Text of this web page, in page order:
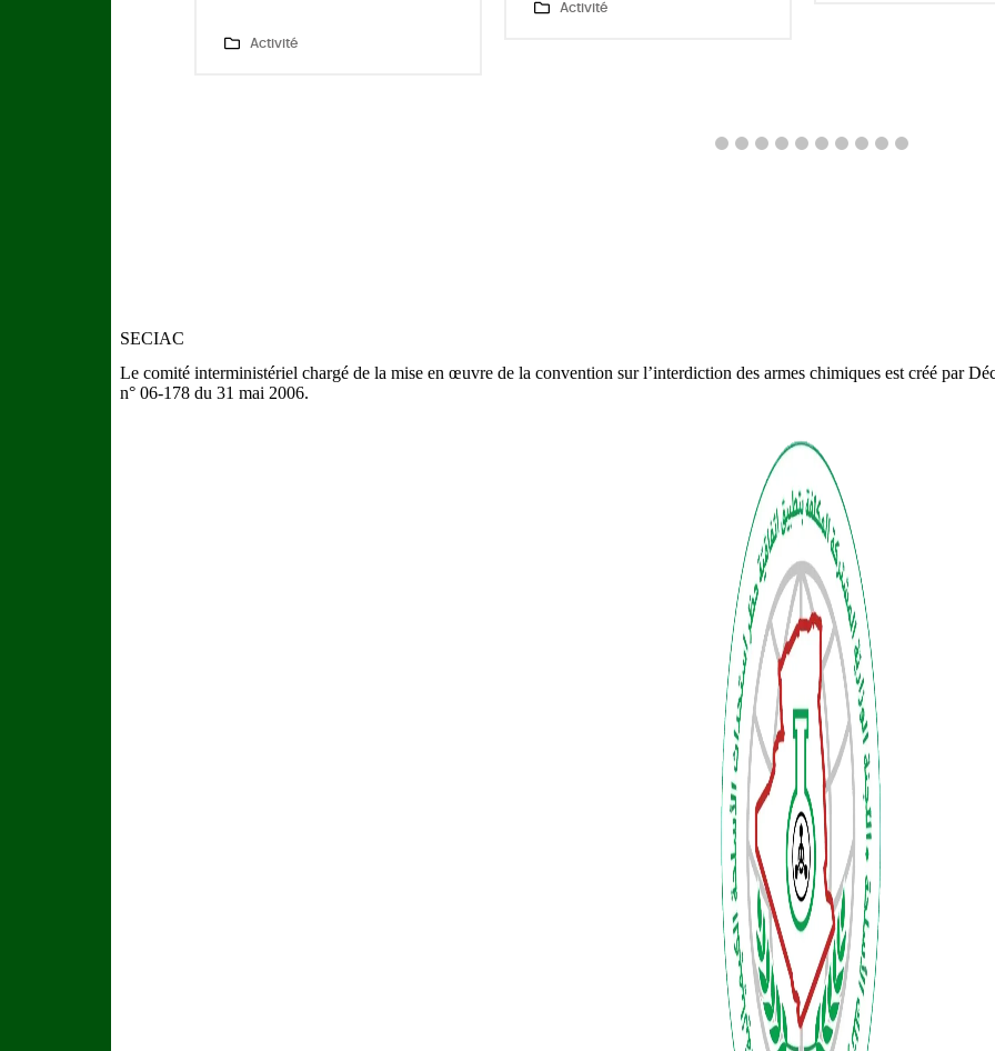
5 6 7 8 9 1011
SECIAC
Le comité interministériel chargé de la mise en œuvre de la convention sur l’interdiction des armes chimiques est créé par
n° 06-178 du 31 mai 2006.